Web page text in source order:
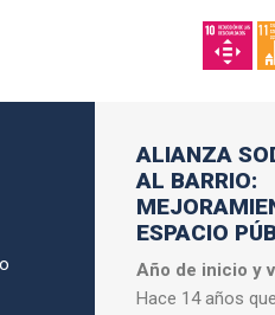
ALIANZA
AL BARRIO:
ESPACIO
Año de inicio y
Hace 14 años